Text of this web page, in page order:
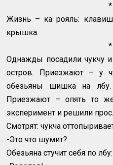
*
Жизнь – ка рояль:
крышка.
*
Однажды посадили чукчу
остров. Приезжают – у
обезьяны шишка на лбу.
Приезжают – опять то
эксперимент и решили
Смотрят: чукча
-Это что шумит?
Обезьяна стучит себя по лбу: